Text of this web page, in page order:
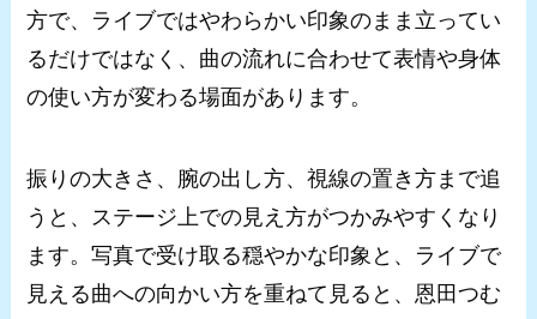
方で、ライブではやわらかい印象のまま立ってい
るだけではなく、曲の流れに合わせて表情や身体
の使い方が変わる場面があります。
振りの大きさ、腕の出し方、視線の置き方まで追
うと、ステージ上での見え方がつかみやすくなり
ます。写真で受け取る穏やかな印象と、ライブで
見える曲への向かい方を重ねて見ると、恩田つむ